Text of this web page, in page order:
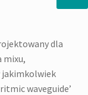
dla
mixu,
jakimkolwiek
waveguide’